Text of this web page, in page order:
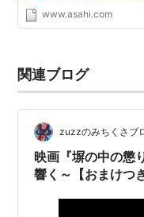
www.asahi.com
関連ブログ
zuzzのみちくさブ
映画『塀の中の懲
響く～【おまけつき